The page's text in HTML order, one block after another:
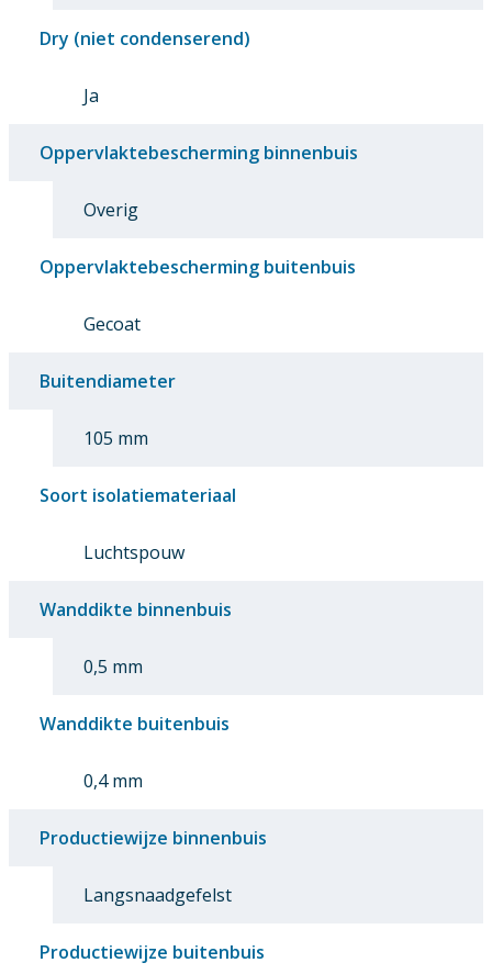
Dry (niet condenserend)
Ja
Oppervlaktebescherming binnenbuis
Overig
Oppervlaktebescherming buitenbuis
Gecoat
Buitendiameter
105 mm
Soort isolatiemateriaal
Luchtspouw
Wanddikte binnenbuis
0,5 mm
Wanddikte buitenbuis
0,4 mm
Productiewijze binnenbuis
Langsnaadgefelst
Productiewijze buitenbuis